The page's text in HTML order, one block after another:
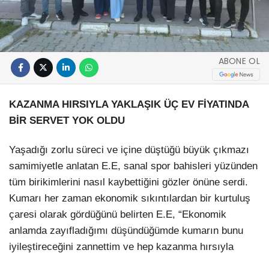
ABONE OL
KAZANMA HIRSIYLA YAKLAŞIK ÜÇ EV FİYATINDA
BİR SERVET YOK OLDU
Yaşadığı zorlu süreci ve içine düştüğü büyük çıkmazı
samimiyetle anlatan E.E, sanal spor bahisleri yüzünden
tüm birikimlerini nasıl kaybettiğini gözler önüne serdi.
Kumarı her zaman ekonomik sıkıntılardan bir kurtuluş
çaresi olarak gördüğünü belirten E.E, “Ekonomik
anlamda zayıfladığımı düşündüğümde kumarın bunu
iyileştireceğini zannettim ve hep kazanma hırsıyla